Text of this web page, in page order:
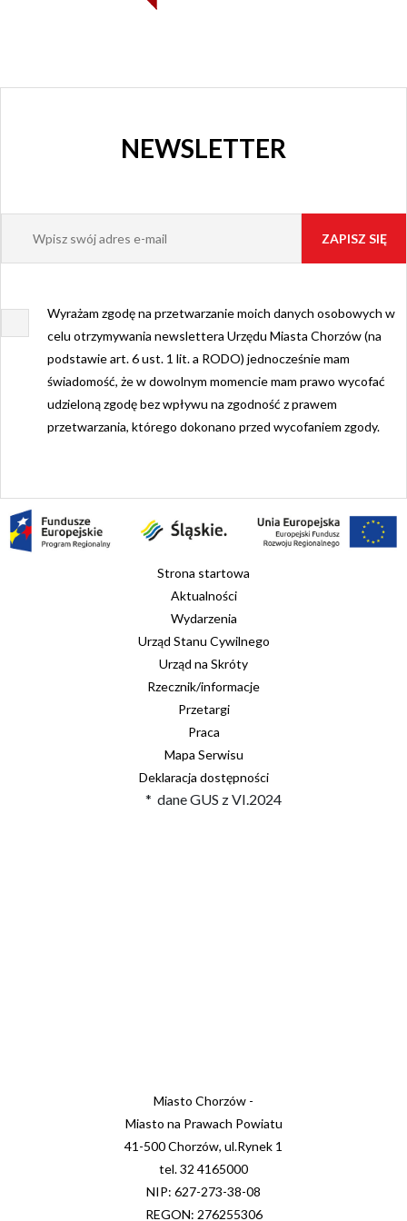
NEWSLETTER
Wyrażam zgodę na przetwarzanie moich danych osobowych w
celu otrzymywania newslettera Urzędu Miasta Chorzów (na
podstawie art. 6 ust. 1 lit. a RODO) jednocześnie mam
świadomość, że w dowolnym momencie mam prawo wycofać
udzieloną zgodę bez wpływu na zgodność z prawem
przetwarzania, którego dokonano przed wycofaniem zgody.
Strona startowa
Aktualności
Wydarzenia
Urząd Stanu Cywilnego
Urząd na Skróty
Rzecznik/informacje
Przetargi
Praca
Mapa Serwisu
Deklaracja dostępności
* dane GUS z VI.2024
Miasto Chorzów -
Miasto na Prawach Powiatu
41-500 Chorzów, ul.Rynek 1
tel. 32 4165000
NIP: 627-273-38-08
REGON: 276255306